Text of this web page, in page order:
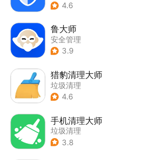
4.6
鲁大师
安全管理
3.9
猎豹清理大师
垃圾清理
4.6
手机清理大师
垃圾清理
3.8